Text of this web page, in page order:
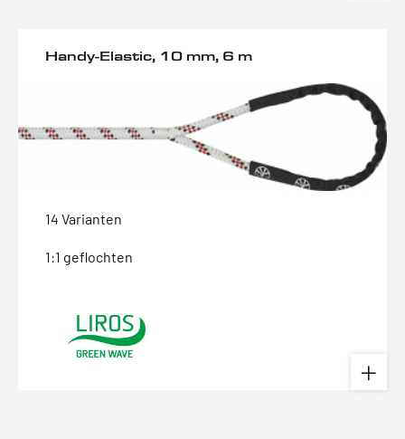
Handy-Elastic, 10 mm, 6 m
14 Varianten
1:1 geflochten